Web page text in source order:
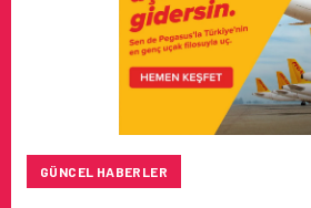
GÜNCEL HABERLER